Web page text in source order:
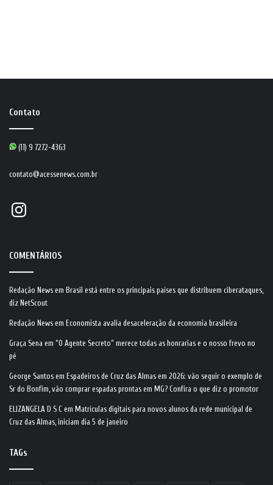
Contato
(11) 9 7272-4363
contato@acessenews.com.br
Instagram
COMENTÁRIOS
Redação News em Brasil está entre os principais países que distribuem ciberataques,
diz NetScout
Redação News em Economista avalia desaceleração da economia brasileira
Graça Sena em “O Agente Secreto” merece todas as honrarias e o nosso frevo no
pé
George Santos em Espadeiros de Cruz das Almas em 2026: vão seguir o exemplo de
Sr do Bonfim, vão comprar espadas prontas em MG? Confira o que diz o promotor
ELIZANGELA D S C em Matrículas digitais para novos alunos da rede municipal de
Cruz das Almas, iniciam dia 5 de janeiro
TAGs